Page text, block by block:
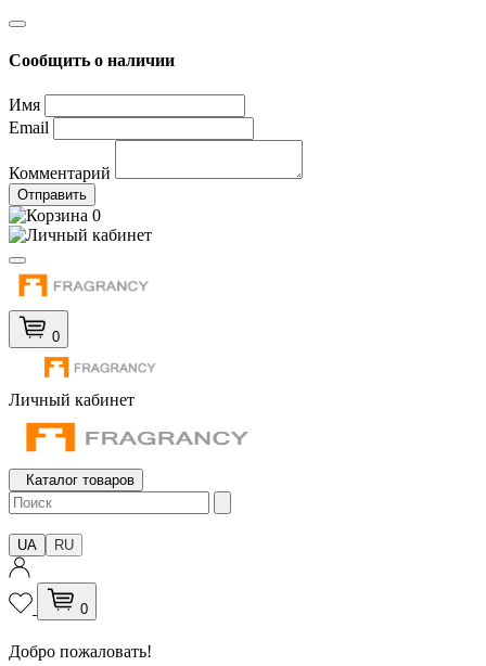
Сообщить о наличии
Имя
Email
Комментарий
Отправить
0
0
Личный кабинет
Каталог товаров
UA RU
0
Добро пожаловать!